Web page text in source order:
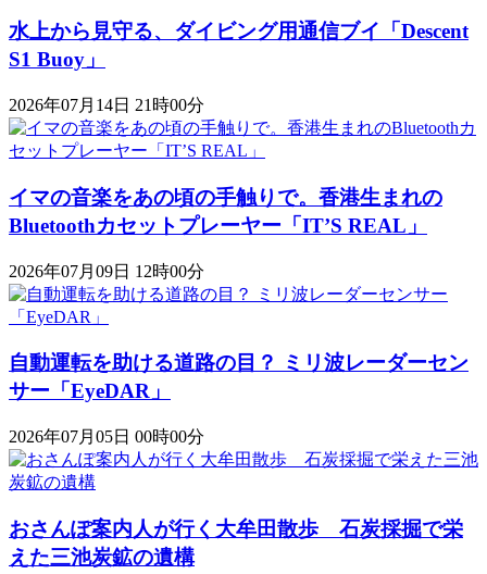
水上から見守る、ダイビング用通信ブイ「Descent
S1 Buoy​​」
2026年07月14日 21時00分
イマの音楽をあの頃の手触りで。香港生まれの
Bluetoothカセットプレーヤー「IT’S REAL」
2026年07月09日 12時00分
自動運転を助ける道路の目？ ミリ波レーダーセン
サー「EyeDAR」
2026年07月05日 00時00分
おさんぽ案内人が行く大牟田散歩 石炭採掘で栄
えた三池炭鉱の遺構